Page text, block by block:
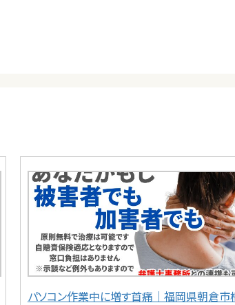
パソコン作業中に増す首痛｜福岡県朝倉市